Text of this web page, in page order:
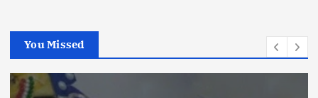
You Missed